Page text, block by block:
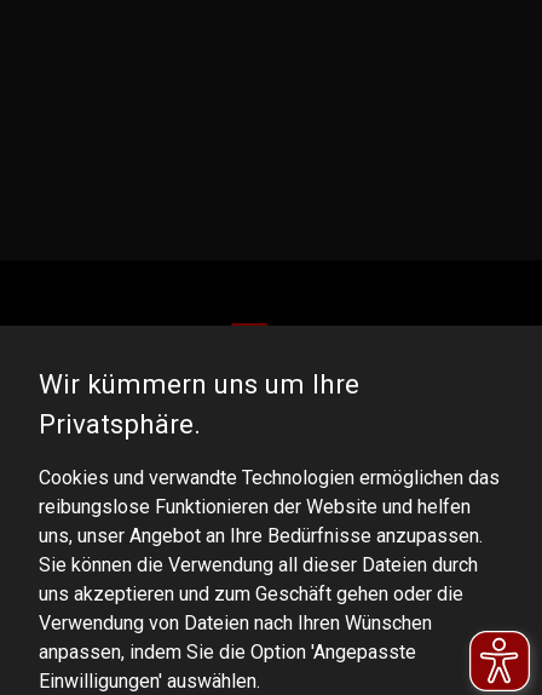
DOMINATOR GROUP Sp. z o.o.
VAT ID No.: 6521751083
dominator@dominator.pl
© Copyright 2022 | Dominator Group Sp. z o. o.
Wir kümmern uns um Ihre
Privatsphäre.
Cookies und verwandte Technologien ermöglichen das
reibungslose Funktionieren der Website und helfen
uns, unser Angebot an Ihre Bedürfnisse anzupassen.
Sie können die Verwendung all dieser Dateien durch
uns akzeptieren und zum Geschäft gehen oder die
Verwendung von Dateien nach Ihren Wünschen
anpassen, indem Sie die Option 'Angepasste
Einwilligungen' auswählen.